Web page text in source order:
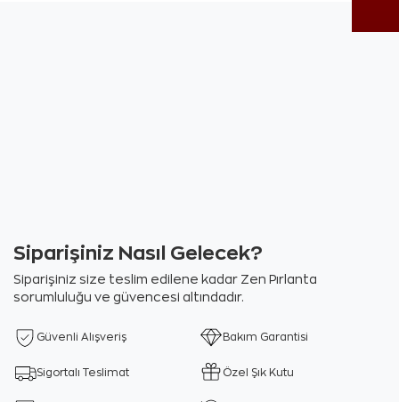
Siparişiniz Nasıl Gelecek?
Siparişiniz size teslim edilene kadar Zen Pırlanta
sorumluluğu ve güvencesi altındadır.
Güvenli Alışveriş Bakım Garantisi
Sigortalı Teslimat Özel Şık Kutu